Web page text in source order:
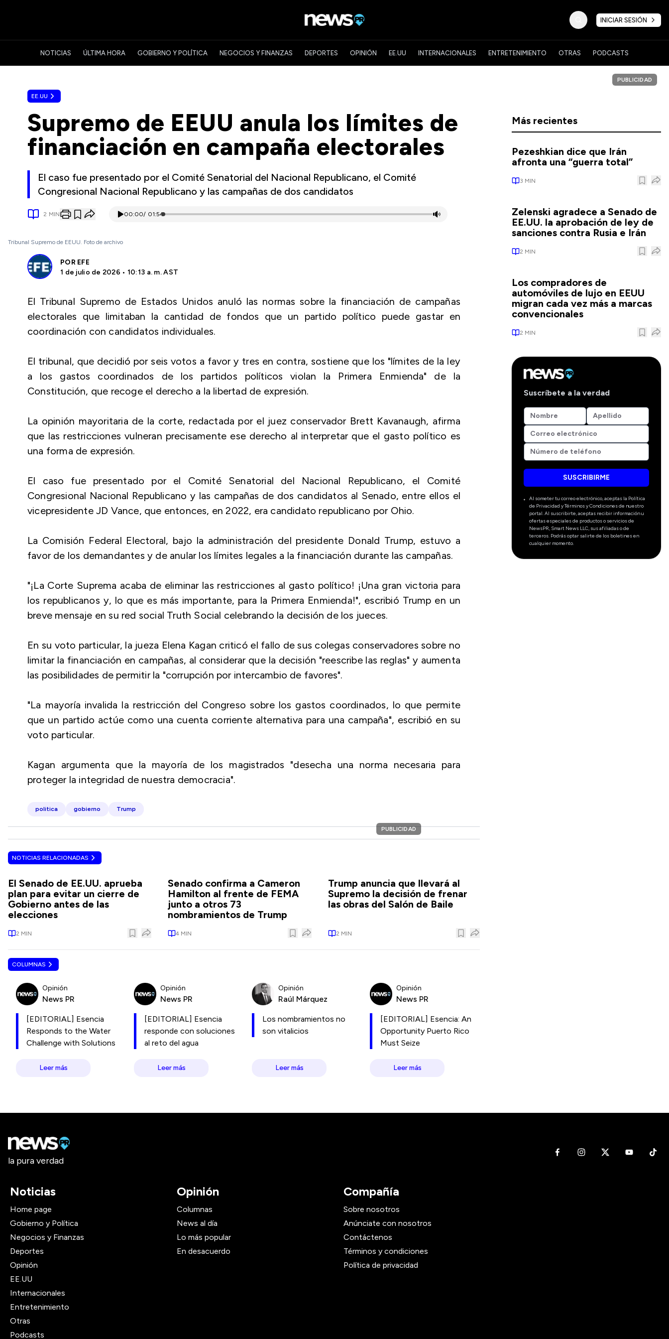
INICIAR SESIÓN
NOTICIAS ÚLTIMA HORA GOBIERNO Y POLÍTICA NEGOCIOS Y FINANZAS DEPORTES OPINIÓN EE.UU INTERNACIONALES ENTRETENIMIENTO OTRAS PODCASTS
EE.UU
Supremo de EEUU anula los límites de
financiación en campaña electorales
El caso fue presentado por el Comité Senatorial del Nacional Republicano, el Comité
Congresional Nacional Republicano y las campañas de dos candidatos
2 MIN 00:00/ 01:54
Tribunal Supremo de EEUU. Foto de archivo
POR EFE
1 de julio de 2026 • 10:13 a. m. AST
El Tribunal Supremo de Estados Unidos anuló las normas sobre la financiación de campañas
electorales que limitaban la cantidad de fondos que un partido político puede gastar en
coordinación con candidatos individuales.
El tribunal, que decidió por seis votos a favor y tres en contra, sostiene que los "límites de la ley
a los gastos coordinados de los partidos políticos violan la Primera Enmienda" de la
Constitución, que recoge el derecho a la libertad de expresión.
La opinión mayoritaria de la corte, redactada por el juez conservador Brett Kavanaugh, afirma
que las restricciones vulneran precisamente ese derecho al interpretar que el gasto político es
una forma de expresión.
El caso fue presentado por el Comité Senatorial del Nacional Republicano, el Comité
Congresional Nacional Republicano y las campañas de dos candidatos al Senado, entre ellos el
vicepresidente JD Vance, que entonces, en 2022, era candidato republicano por Ohio.
La Comisión Federal Electoral, bajo la administración del presidente Donald Trump, estuvo a
favor de los demandantes y de anular los límites legales a la financiación durante las campañas.
"¡La Corte Suprema acaba de eliminar las restricciones al gasto político! ¡Una gran victoria para
los republicanos y, lo que es más importante, para la Primera Enmienda!", escribió Trump en un
breve mensaje en su red social Truth Social celebrando la decisión de los jueces.
En su voto particular, la jueza Elena Kagan criticó el fallo de sus colegas conservadores sobre no
limitar la financiación en campañas, al considerar que la decisión "reescribe las reglas" y aumenta
las posibilidades de permitir la "corrupción por intercambio de favores".
"La mayoría invalida la restricción del Congreso sobre los gastos coordinados, lo que permite
que un partido actúe como una cuenta corriente alternativa para una campaña", escribió en su
voto particular.
Kagan argumenta que la mayoría de los magistrados "desecha una norma necesaria para
proteger la integridad de nuestra democracia".
politica gobierno Trump
PUBLICIDAD
NOTICIAS RELACIONADAS
El Senado de EE.UU. aprueba
plan para evitar un cierre de
Gobierno antes de las
elecciones
2 MIN
Senado confirma a Cameron
Hamilton al frente de FEMA
junto a otros 73
nombramientos de Trump
4 MIN
Trump anuncia que llevará al
Supremo la decisión de frenar
las obras del Salón de Baile
2 MIN
COLUMNAS
Opinión
News PR
[EDITORIAL] Esencia
Responds to the Water
Challenge with Solutions
Leer más
Opinión
News PR
[EDITORIAL] Esencia
responde con soluciones
al reto del agua
Leer más
Opinión
Raúl Márquez
Los nombramientos no
son vitalicios
Leer más
Opinión
News PR
[EDITORIAL] Esencia: An
Opportunity Puerto Rico
Must Seize
Leer más
PUBLICIDAD
Más recientes
Pezeshkian dice que Irán
afronta una “guerra total”
3 MIN
Zelenski agradece a Senado de
EE.UU. la aprobación de ley de
sanciones contra Rusia e Irán
2 MIN
Los compradores de
automóviles de lujo en EEUU
migran cada vez más a marcas
convencionales
2 MIN
Suscríbete a la verdad
SUSCRIBIRME
Al someter tu correo electrónico, aceptas la Política
de Privacidad y Términos y Condiciones de nuestro
portal. Al suscribirte, aceptas recibir información u
ofertas especiales de productos o servicios de
NewsPR, Smart News LLC, sus afiliadas o de
terceros. Podrás optar salirte de los boletines en
cualquier momento.
la pura verdad
Noticias
Home page
Gobierno y Política
Negocios y Finanzas
Deportes
Opinión
EE.UU
Internacionales
Entretenimiento
Otras
Podcasts
Opinión
Columnas
News al día
Lo más popular
En desacuerdo
Compañía
Sobre nosotros
Anúnciate con nosotros
Contáctenos
Términos y condiciones
Política de privacidad